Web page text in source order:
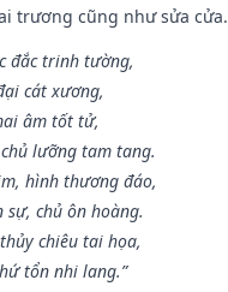
trương cũng như sửa cửa.
đắc trinh tường,
cát xương,
âm tốt tử,
lưỡng tam tang.
hình thương đáo,
chủ ôn hoàng.
chiêu tai họa,
tổn nhi lang.”